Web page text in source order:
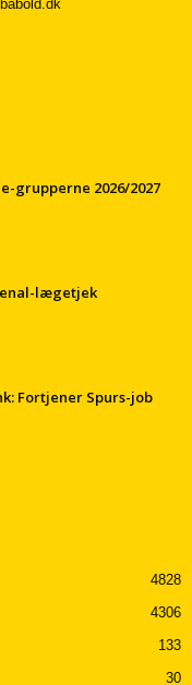
grupperne 2026/2027
lægetjek
Fortjener Spurs-job
4828
4306
133
30